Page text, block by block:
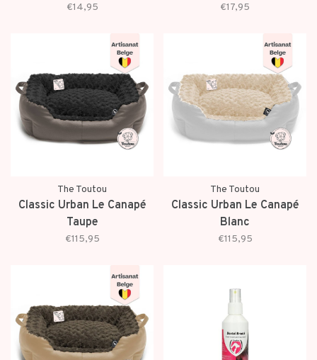
€14,95
Xmas
€17,95
The Toutou
Classic Urban Le Canapé
Taupe
€115,95
The Toutou
Classic Urban Le Canapé
Blanc
€115,95